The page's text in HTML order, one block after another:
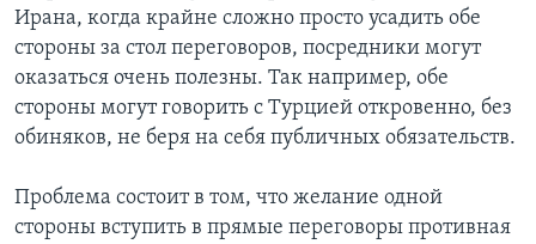
Ирана, когда крайне сложно просто усадить обе
стороны за стол переговоров, посредники могут
оказаться очень полезны. Так например, обе
стороны могут говорить с Турцией откровенно, без
обиняков, не беря на себя публичных обязательств.
Проблема состоит в том, что желание одной
стороны вступить в прямые переговоры противная